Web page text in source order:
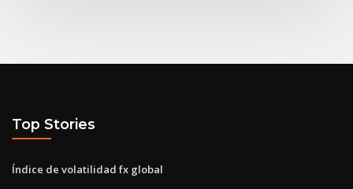
Top Stories
Índice de volatilidad fx global